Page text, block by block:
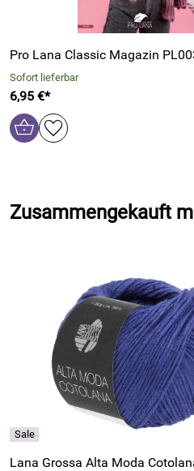
Pro Lana Classic Magazin
Sofort lieferbar
6,95 €*
Zusammengekauft
Lana Grossa Alta Moda